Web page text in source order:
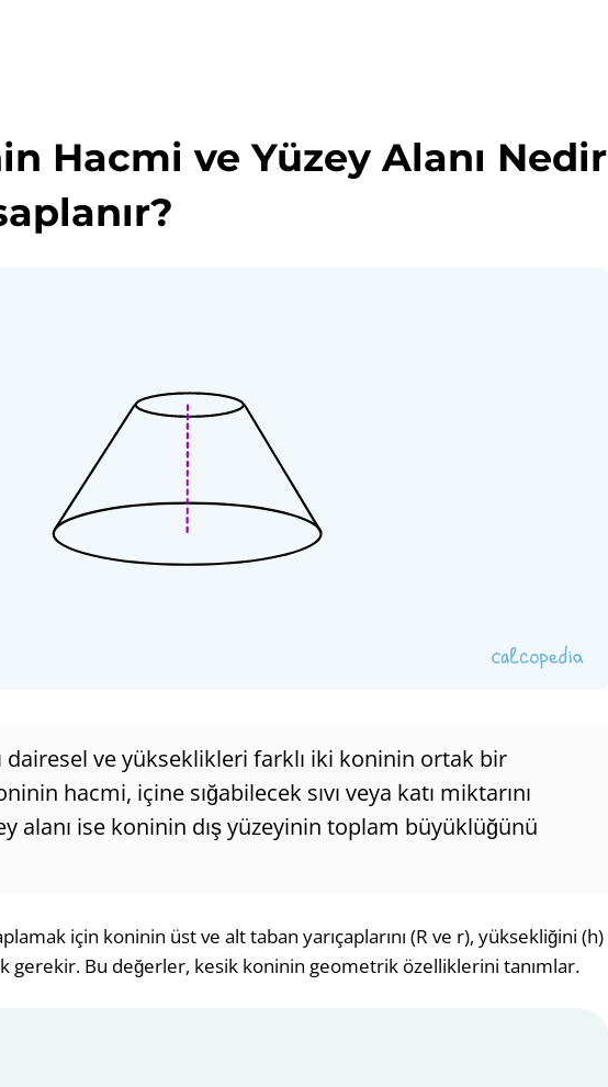
Hacmi ve Yüzey Alanı Nedir
dairesel ve yükseklikleri farklı iki koninin ortak bir
hacmi, içine sığabilecek sıvı veya katı miktarını
alanı ise koninin dış yüzeyinin toplam büyüklüğünü
için koninin üst ve alt taban yarıçaplarını (R ve r), yüksekliğini (h)
gerekir. Bu değerler, kesik koninin geometrik özelliklerini tanımlar.